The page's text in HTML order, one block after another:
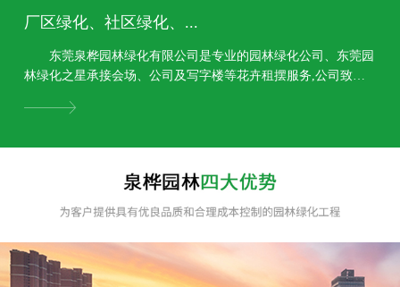
厂区绿化、社区绿化、...
东莞泉桦园林绿化有限公司是专业的园林绿化公司、东莞园
林绿化之星承接会场、公司及写字楼等花卉租摆服务,公司致力